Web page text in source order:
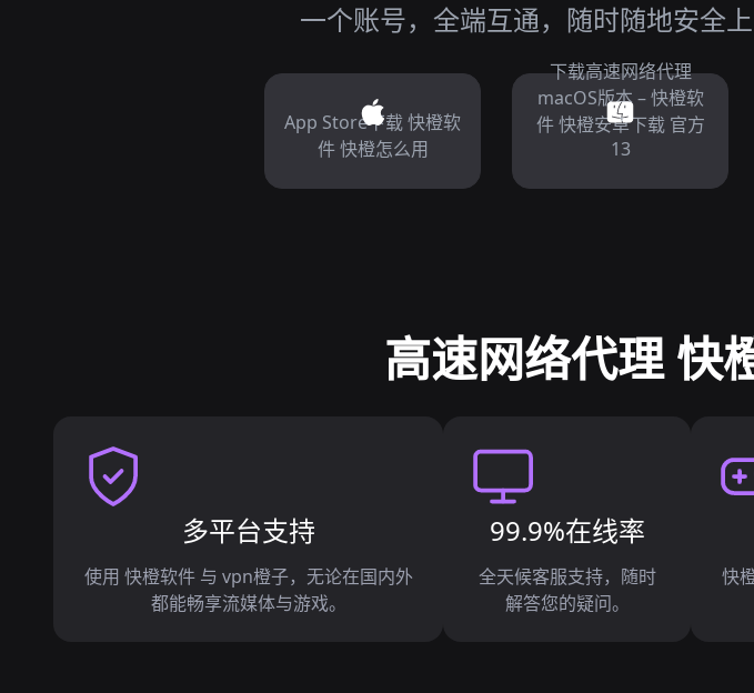
一个账号，全端互通，随时随地安全
App Store下载 快橙软
件 快橙怎么用
下载高速网络代理
macOS版本 – 快橙软
件 快橙安卓下载 官方
13
高速网络代理 快
多平台支持
使用 快橙软件 与 vpn橙子，无论在国内外
都能畅享流媒体与游戏。
99.9%在线率
全天候客服支持，随时
解答您的疑问。
快